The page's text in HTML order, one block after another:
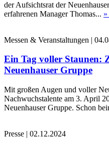
der Aufsichtsrat der
erfahrenen Manager Thomas...
Messen & Veranstaltungen |
Ein Tag voller Staunen:
Neuenhauser Gruppe
Mit großen Augen und voller
Nachwuchstalente am 3. April
Neuenhauser Gruppe. Schon
Presse | 02.12.2024